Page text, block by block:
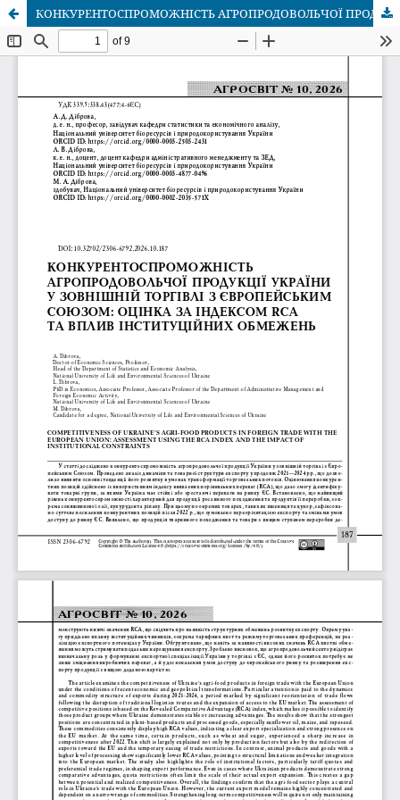
КОНКУРЕНТОСПРОМОЖНІСТЬ АГРОПРОДОВОЛЬЧОЇ ПРОДУКЦІЇ УКРАЇНИ У ЗОВНІШНІЙ ТОРГІВЛІ З ЄВРОПЕЙСЬКИМ СОЮЗОМ: ОЦІНКА ЗА ІНДЕКСОМ RCA ТА ВПЛИВ ІНСТИТУЦІЙНИХ ОБМЕЖЕНЬ